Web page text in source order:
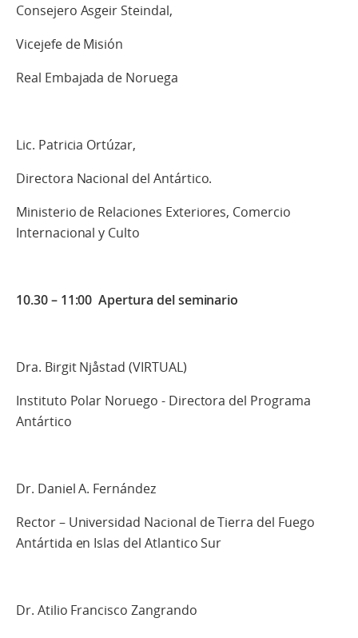
Consejero Asgeir Steindal,
Vicejefe de Misión
Real Embajada de Noruega
Lic. Patricia Ortúzar,
Directora Nacional del Antártico.
Ministerio de Relaciones Exteriores, Comercio
Internacional y Culto
10.30 – 11:00 Apertura del seminario
Dra. Birgit Njåstad (VIRTUAL)
Instituto Polar Noruego - Directora del Programa
Antártico
Dr. Daniel A. Fernández
Rector – Universidad Nacional de Tierra del Fuego
Antártida en Islas del Atlantico Sur
Dr. Atilio Francisco Zangrando